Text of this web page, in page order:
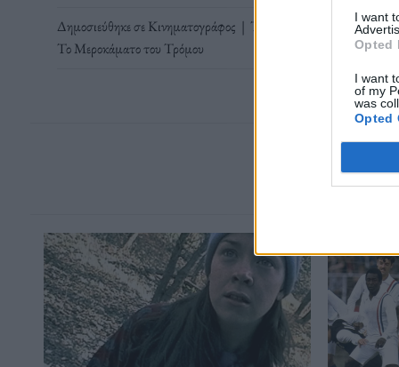
I want
Opted
I want
of my
was
Opted
Δημοσιεύθηκε σεΚινηματογράφος | Tagged Yves Montand
Το Μεροκάματο του Τρόμου